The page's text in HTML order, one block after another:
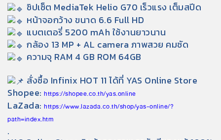
ชิปเซ็ต MediaTek Helio G70 เร็วแรง เต็มสปีด
หน้าจอกว้าง ขนาด 6.6 Full HD
แบตเตอรี่ 5200 mAh ใช้งานยาวนาน
กล้อง 13 MP + AL camera ภาพสวย คมชัด
ความจุ RAM 4 GB ROM 64GB
สั่งซื้อ Infinix HOT 11 ได้ที่ YAS Online Store
Shopee: https://shopee.co.th/yas.online
LaZada: https://www.lazada.co.th/shop/yas-online/?
path=index.htm
.